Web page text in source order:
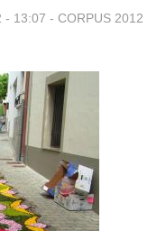
- 13:07 - CORPUS 2012